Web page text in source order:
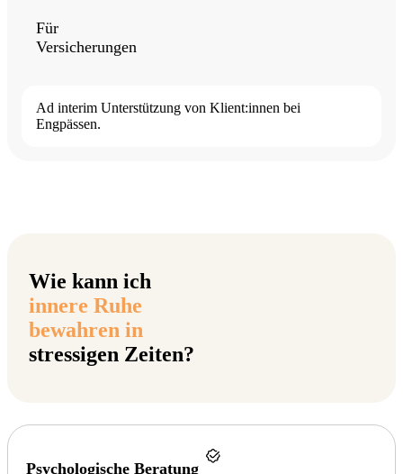
Für
Versicherungen
Ad interim Unterstützung von Klient:innen bei
Engpässen.
Wie kann ich
innere Ruhe
bewahren in
stressigen Zeiten?
Psychologische Beratung